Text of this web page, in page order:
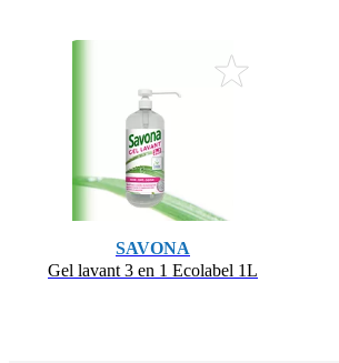
SAVONA
Gel lavant 3 en 1 Ecolabel 1L